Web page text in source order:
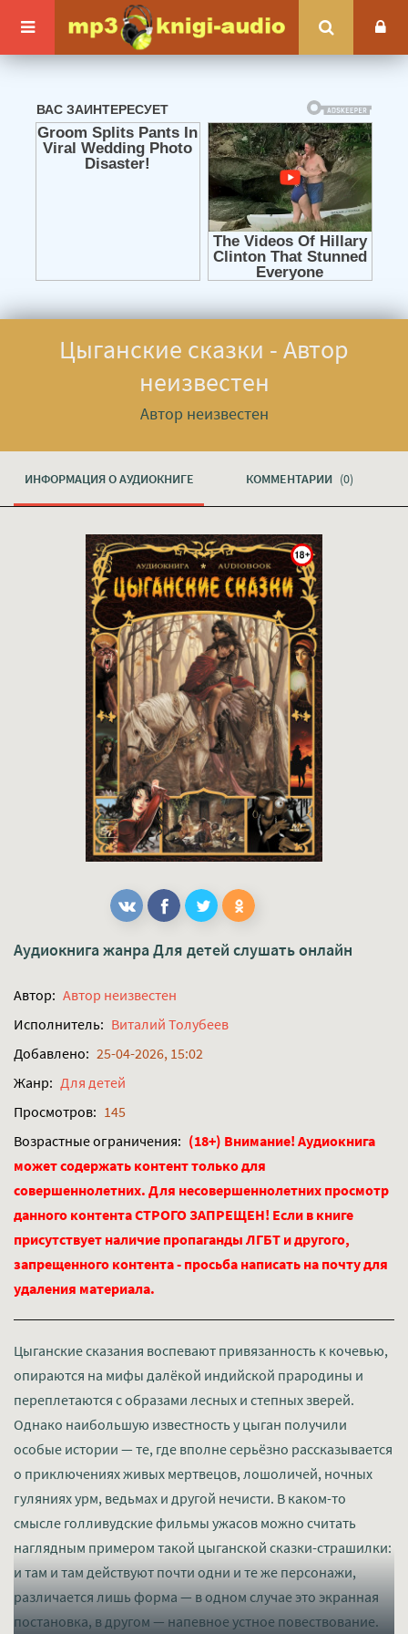
Цыганские сказки - Автор
неизвестен
Автор неизвестен
ИНФОРМАЦИЯ О АУДИОКНИГЕ КОММЕНТАРИИ (0)
Аудиокнига жанра Для детей слушать онлайн
Автор: Автор неизвестен
Исполнитель: Виталий Толубеев
Добавлено: 25-04-2026, 15:02
Жанр: Для детей
Просмотров: 145
Возрастные ограничения: (18+) Внимание! Аудиокнига
может содержать контент только для
совершеннолетних. Для несовершеннолетних просмотр
данного контента СТРОГО ЗАПРЕЩЕН! Если в книге
присутствует наличие пропаганды ЛГБТ и другого,
запрещенного контента - просьба написать на почту для
удаления материала.
Цыганские сказания воспевают привязанность к кочевью,
опираются на мифы далёкой индийской прародины и
переплетаются с образами лесных и степных зверей.
Однако наибольшую известность у цыган получили
особые истории — те, где вполне серьёзно рассказывается
о приключениях живых мертвецов, лошоличей, ночных
гуляниях урм, ведьмах и другой нечисти. В каком-то
смысле голливудские фильмы ужасов можно считать
наглядным примером такой цыганской сказки-страшилки:
и там и там действуют почти одни и те же персонажи,
различается лишь форма — в одном случае это экранная
постановка, в другом — напевное устное повествование.